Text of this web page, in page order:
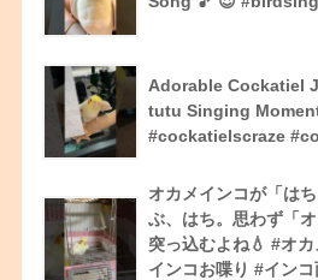
Adorable Cockatiel
tutu Singing
#cockatielscraze
オカメインコが「は
ぶ、はち。思わず「
突っ込むよね💧 #オ
インコお喋り #イン